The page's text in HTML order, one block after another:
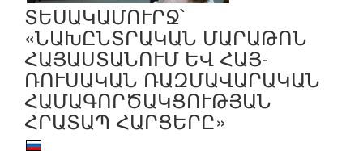
ՏԵՍԱԿԱՄՈՒՐՋ՝
«ՆԱԽԸՆՏՐԱԿԱՆ ՄԱՐԱԹՈՆ
ՀԱՅԱՍՏԱՆՈՒՄ ԵՎ ՀԱՅ-
ՌՈՒՍԱԿԱՆ ՌԱԶՄԱՎԱՐԱԿԱՆ
ՀԱՄԱԳՈՐԾԱԿՑՈՒԹՅԱՆ
ՀՐԱՏԱՊ ՀԱՐՑԵՐԸ»